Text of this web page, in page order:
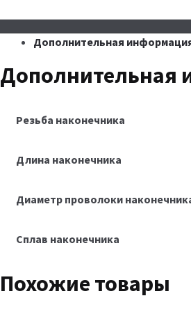
Дополнительная
Дополнительная
Резьба наконечника
Длина наконечника
Диаметр проволоки
Сплав наконечника
Похожие товары